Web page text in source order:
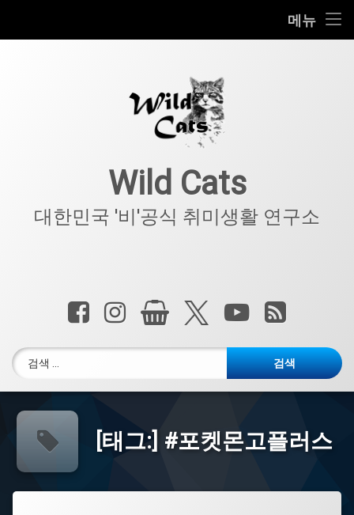
메뉴
반려동물
Wild Cats
대한민국 '비'공식 취미생활 연구소
페이스북인스타그램
상점 X.comYouTube
RSS
[태그:] #포켓몬고플러스